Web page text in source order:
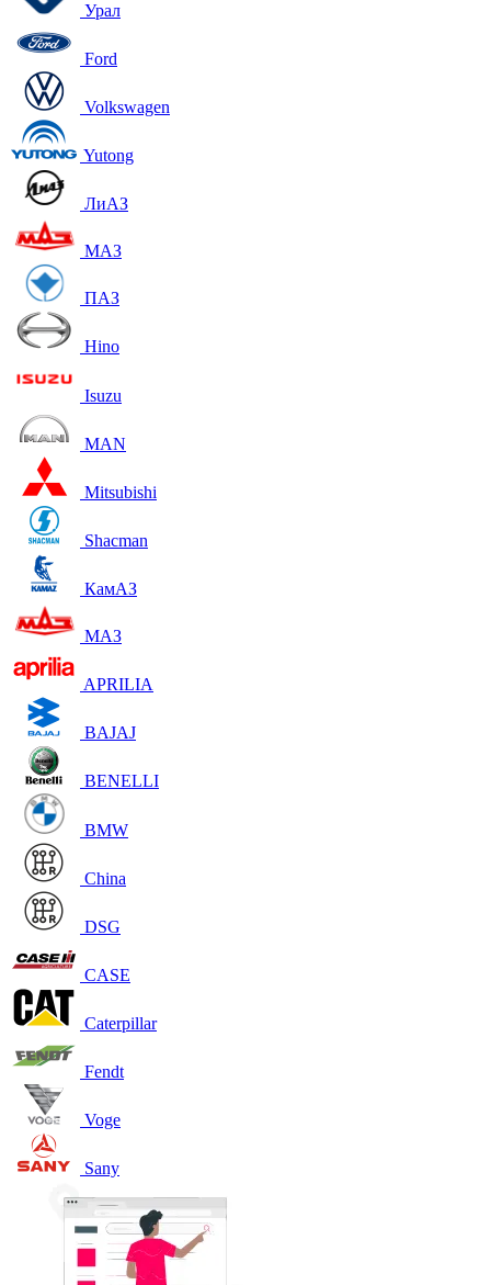
Урал
Ford
Volkswagen
Yutong
ЛиАЗ
МАЗ
ПАЗ
Hino
Isuzu
MAN
Mitsubishi
Shacman
КамАЗ
МАЗ
APRILIA
BAJAJ
BENELLI
BMW
China
DSG
CASE
Caterpillar
Fendt
Voge
Sany